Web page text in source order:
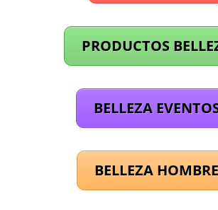
PRODUCTOS
BELLEZA
BELLEZA HOMBRE